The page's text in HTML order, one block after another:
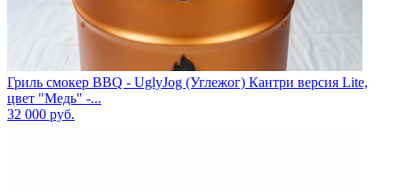
Гриль смокер BBQ - UglyJog (Углежог) Кантри версия Lite,
цвет "Медь" -...
32 000 руб.